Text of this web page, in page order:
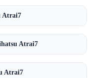
Atrai7
Atrai7
Atrai7